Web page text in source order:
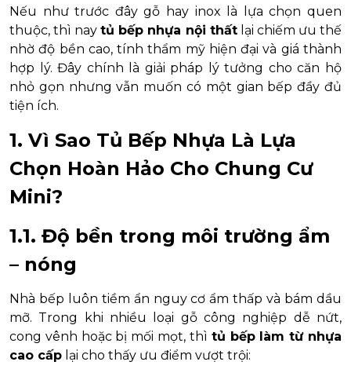
Nếu như trước đây gỗ hay inox là lựa chọn quen
thuộc, thì naytủ bếp nhựa nội thấtlại chiếm ưu thế
nhờ độ bền cao, tính thẩm mỹ hiện đại và giá thành
hợp lý. Đây chính là giải pháp lý tưởng cho căn hộ
nhỏ gọn nhưng vẫn muốn có một gian bếp đầy đủ
tiện ích.
1. Vì Sao Tủ Bếp Nhựa Là Lựa
Chọn Hoàn Hảo Cho Chung Cư
Mini?
1.1. Độ bền trong môi trường ẩm
– nóng
Nhà bếp luôn tiềm ẩn nguy cơ ẩm thấp và bám dầu
mỡ. Trong khi nhiều loại gỗ công nghiệp dễ nứt,
cong vênh hoặc bị mối mọt, thì tủ bếp làm từ nhựa
cao cấp lại cho thấy ưu điểm vượt trội: